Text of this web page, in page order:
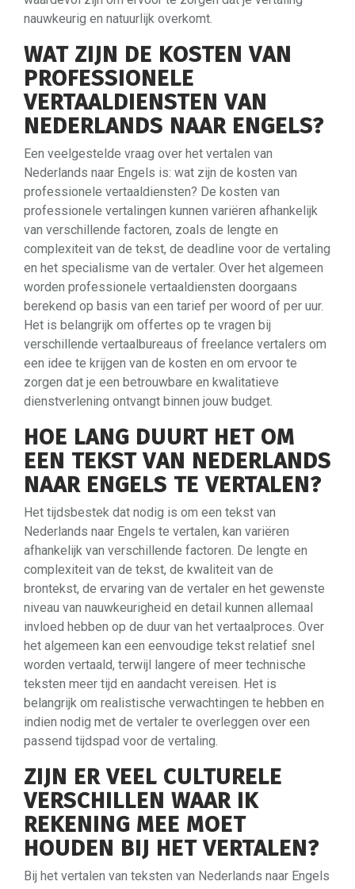
nauwkeurig en natuurlijk overkomt.
WAT ZIJN DE KOSTEN VAN
PROFESSIONELE
VERTAALDIENSTEN VAN
NEDERLANDS NAAR ENGELS?
Een veelgestelde vraag over het vertalen van
Nederlands naar Engels is: wat zijn de kosten van
professionele vertaaldiensten? De kosten van
professionele vertalingen kunnen variëren afhankelijk
van verschillende factoren, zoals de lengte en
complexiteit van de tekst, de deadline voor de vertaling
en het specialisme van de vertaler. Over het algemeen
worden professionele vertaaldiensten doorgaans
berekend op basis van een tarief per woord of per uur.
Het is belangrijk om offertes op te vragen bij
verschillende vertaalbureaus of freelance vertalers om
een idee te krijgen van de kosten en om ervoor te
zorgen dat je een betrouwbare en kwalitatieve
dienstverlening ontvangt binnen jouw budget.
HOE LANG DUURT HET OM
EEN TEKST VAN NEDERLANDS
NAAR ENGELS TE VERTALEN?
Het tijdsbestek dat nodig is om een tekst van
Nederlands naar Engels te vertalen, kan variëren
afhankelijk van verschillende factoren. De lengte en
complexiteit van de tekst, de kwaliteit van de
brontekst, de ervaring van de vertaler en het gewenste
niveau van nauwkeurigheid en detail kunnen allemaal
invloed hebben op de duur van het vertaalproces. Over
het algemeen kan een eenvoudige tekst relatief snel
worden vertaald, terwijl langere of meer technische
teksten meer tijd en aandacht vereisen. Het is
belangrijk om realistische verwachtingen te hebben en
indien nodig met de vertaler te overleggen over een
passend tijdspad voor de vertaling.
ZIJN ER VEEL CULTURELE
VERSCHILLEN WAAR IK
REKENING MEE MOET
HOUDEN BIJ HET VERTALEN?
Bij het vertalen van teksten van Nederlands naar Engels